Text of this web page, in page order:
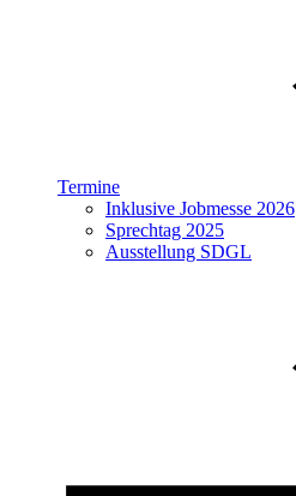
Termine
Inklusive Jobmesse 2026
Sprechtag 2025
Ausstellung SDGL